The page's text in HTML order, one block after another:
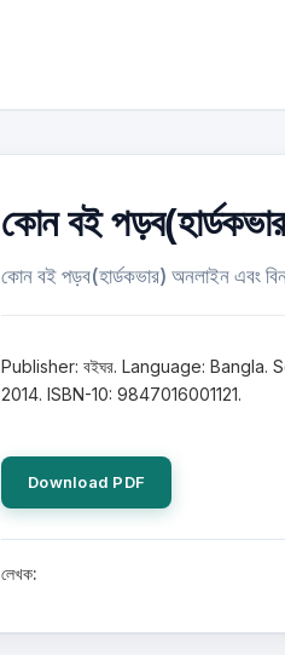
কোন বই
কোন বই পড়ব(হার্ডকভার) অনলাইন এবং
Publisher: বইঘর. Language: Bangla.
2014. ISBN-10: 9847016001121.
Download PDF
লেখক: